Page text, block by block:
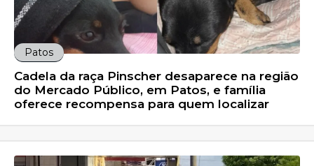
Patos
Cadela da raça Pinscher desaparece na região
do Mercado Público, em Patos, e família
oferece recompensa para quem localizar